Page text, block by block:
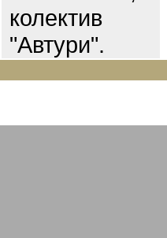
колектив
"Автури".